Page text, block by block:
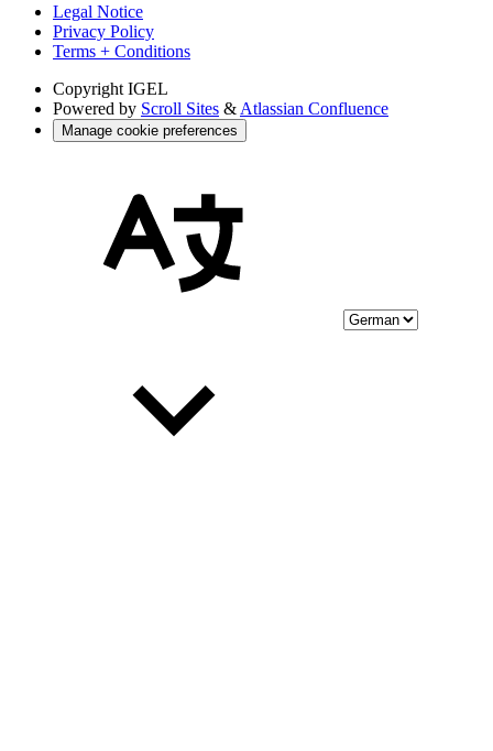
Legal Notice
Privacy Policy
Terms + Conditions
Copyright IGEL
Powered by Scroll Sites & Atlassian Confluence
Manage cookie preferences